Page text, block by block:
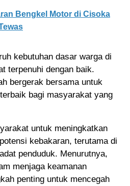
Bengkel Motor di Cisoka
kebutuhan dasar warga di
terpenuhi dengan baik.
bergerak bersama untuk
bagi masyarakat yang
untuk meningkatkan
kebakaran, terutama di
penduduk. Menurutnya,
menjaga keamanan
penting untuk mencegah